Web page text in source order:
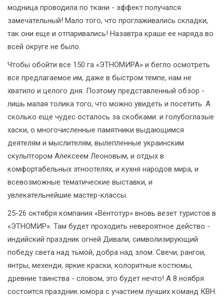
модница проводила по ткани - эффект получался
замечательный! Мало того, что проглаживались складки,
так они еще и отпаривались! Назавтра краше ее наряда во
всей округе не было.
Чтобы обойти все 150 га «ЭТНОМИРА» и бегло осмотреть
все предлагаемое им, даже в быстром темпе, нам не
хватило и целого дня. Поэтому представленный обзор -
лишь малая толика того, что можно увидеть и посетить. А
сколько еще чудес осталось за скобками: и голубоглазые
хаски, о многочисленные памятники выдающимся
деятелям и мыслителям, вылепленные украинским
скульптором Алексеем Леоновым, и отдых в
комфортабельных этноотелях, и кухня народов мира, и
всевозможные тематические выставки, и
увлекательнейшие мастер-классы.
25-26 октября компания «Вентотур» вновь везет туристов в
«ЭТНОМИР». Там будет проходить невероятное действо -
индийский праздник огней Дивали, символизирующий
победу света над тьмой, добра над злом. Свечи, рангои,
янтры, мехенди, яркие краски, колоритные костюмы,
древние таинства - словом, это будет нечто! А 8 ноября
состоится праздник юмора с участием лучших команд КВН.